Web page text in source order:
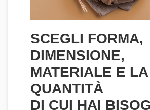
SCEGLI FORMA,
DIMENSIONE,
MATERIALE E LA
QUANTITÀ
DI CUI HAI